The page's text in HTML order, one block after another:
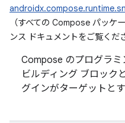
（すべての Compose パッケ
ンス ドキュメントをご覧くだ
Compose のプログラ
ビルディング ブロック
グインがターゲットと